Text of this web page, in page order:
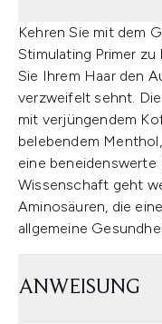
Kehren Sie mit dem
Stimulating Primer
Sie Ihrem Haar den
verzweifelt sehnt.
mit verjüngendem
belebendem
eine beneidenswerte
Wissenschaft geht
Aminosäuren, die
allgemeine
ANWEISUNG